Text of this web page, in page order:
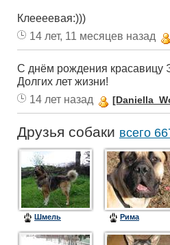
Клеееевая:)))
14 лет, 11 месяцев назад
С днём рождения красавицу
Долгих лет жизни!
14 лет назад
Друзья собаки всего
Шмель Рима